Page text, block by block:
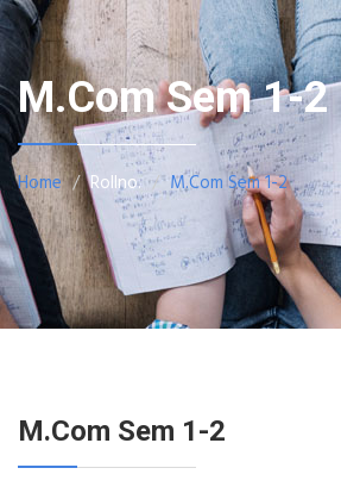
M.Com Sem 1-2
Home Rollno. M.Com Sem 1-2
M.Com Sem 1-2